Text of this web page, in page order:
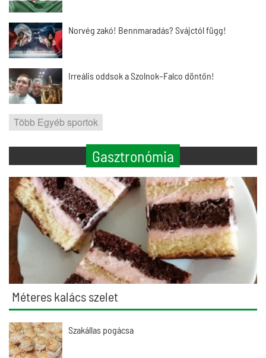
Norvég zakó! Bennmaradás? Svájctól függ!
Irreális oddsok a Szolnok–Falco döntőn!
Több Egyéb sportok
Gasztronómia
Méteres kalács szelet
Szakállas pogácsa